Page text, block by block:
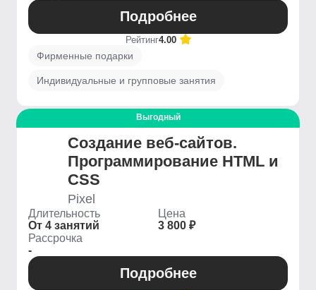
Подробнее
Рейтинг4.00
Фирменные подарки
Индивидуальные и групповые занятия
Выгодный
Создание веб-сайтов.
Программирование HTML и
CSS
Pixel
Длительность
От 4 занятий
Цена
3 800 ₽
Рассрочка
-
Подробнее